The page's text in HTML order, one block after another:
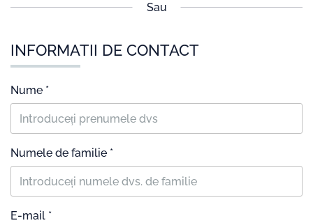
Sau
INFORMATII DE CONTACT
Nume *
Numele de familie *
E-mail *